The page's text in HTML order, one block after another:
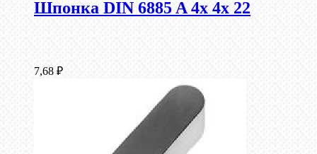
Шпонка DIN 6885 A 4x 4x 22
7,68 ₽